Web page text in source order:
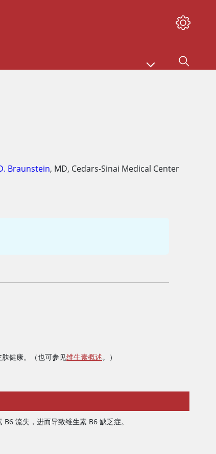
Braunstein, MD, Cedars-Sinai Medical Center
健康。（也可参见维生素概述。）
流失，进而导致维生素 B6 缺乏症。